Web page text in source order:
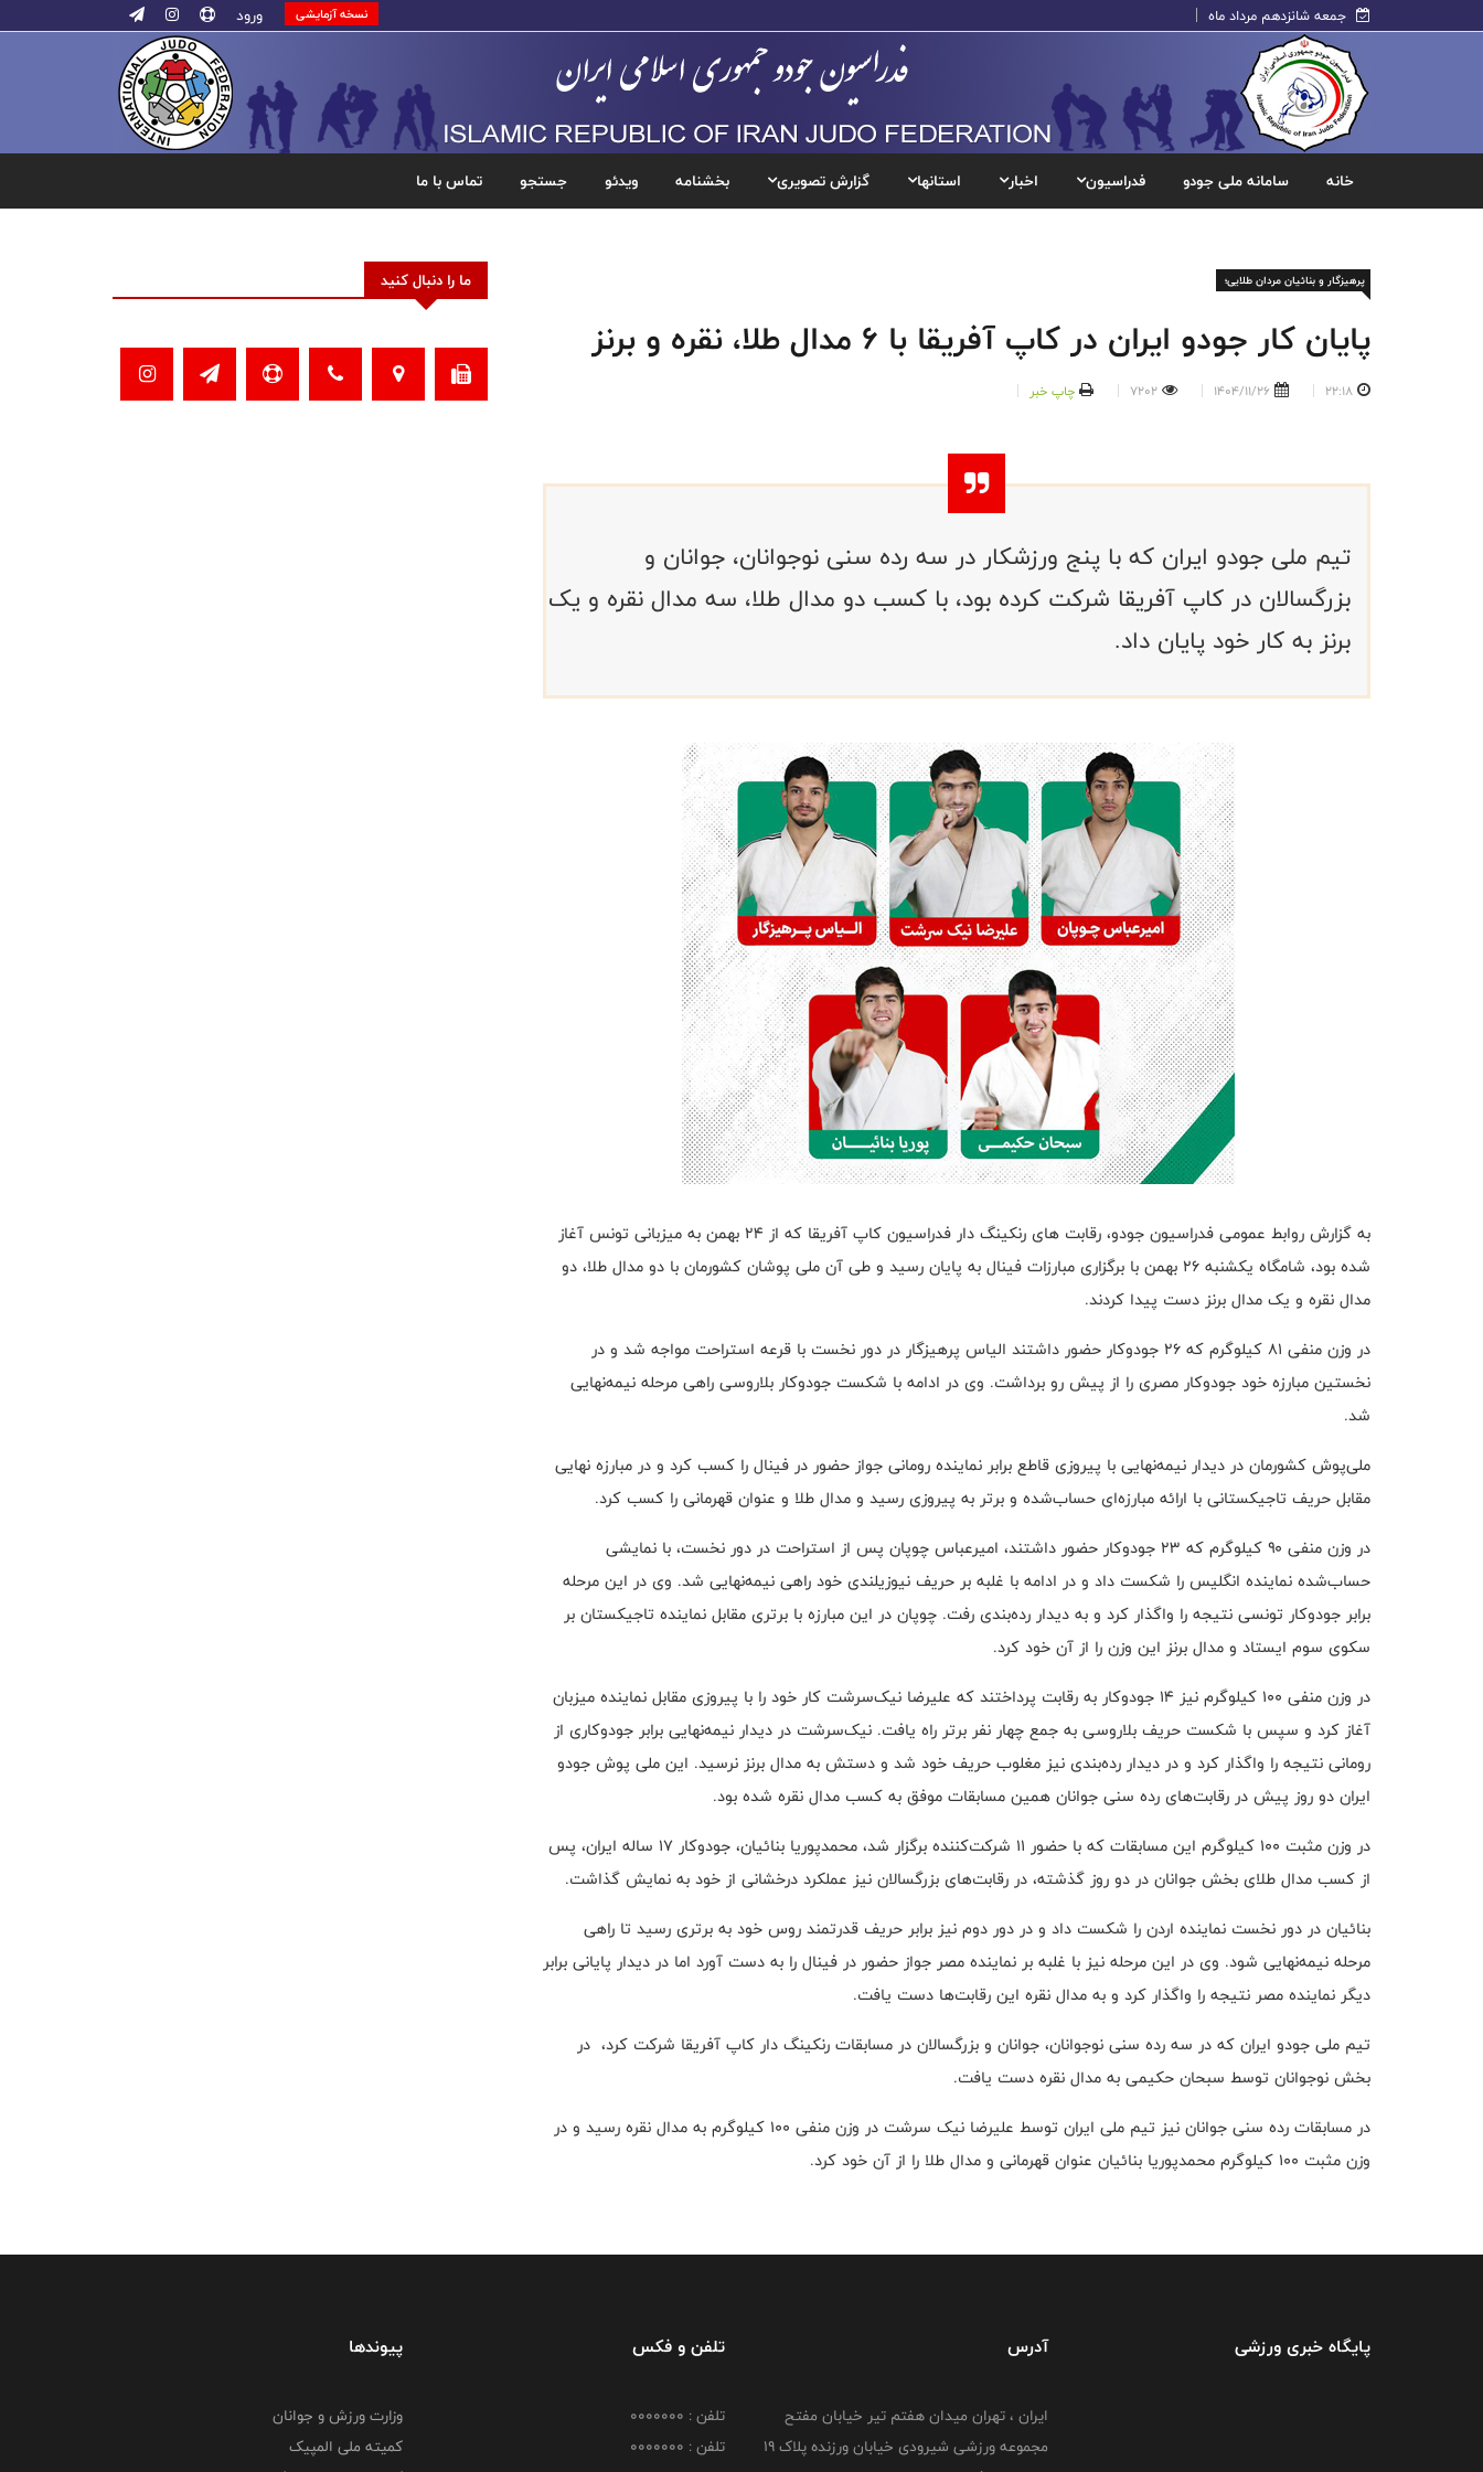
جمعه شانزدهم مرداد ماه نسخه آزمایشی ورود
خانه سامانه ملی جودو فدراسیون اخبار استانها گزارش تصویری بخشنامه ویدئو جستجو تماس با ما
پرهیزگار و بنائیان مردان طلایی؛
پایان کار جودو ایران در کاپ آفریقا با ۶ مدال طلا، نقره و برنز
22:18
1404/11/26
7202 چاپ خبر
تیم ملی جودو ایران که با پنج ورزشکار در سه رده سنی نوجوانان، جوانان و
بزرگسالان در کاپ آفریقا شرکت کرده بود، با کسب دو مدال طلا، سه مدال نقره و یک
برنز به کار خود پایان داد.
به گزارش روابط عمومی فدراسیون جودو، رقابت های رنکینگ دار فدراسیون کاپ آفریقا که از ۲۴ بهمن به میزبانی تونس آغاز
شده بود، شامگاه یکشنبه ۲۶ بهمن با برگزاری مبارزات فینال به پایان رسید و طی آن ملی پوشان کشورمان با دو مدال طلا، دو
مدال نقره و یک مدال برنز دست پیدا کردند.
در وزن منفی ۸۱ کیلوگرم که ۲۶ جودوکار حضور داشتند الیاس پرهیزگار در دور نخست با قرعه استراحت مواجه شد و در
نخستین مبارزه خود جودوکار مصری را از پیش رو برداشت. وی در ادامه با شکست جودوکار بلاروسی راهی مرحله نیمه‌نهایی
شد.
ملی‌پوش کشورمان در دیدار نیمه‌نهایی با پیروزی قاطع برابر نماینده رومانی جواز حضور در فینال را کسب کرد و در مبارزه نهایی
مقابل حریف تاجیکستانی با ارائه مبارزه‌ای حساب‌شده و برتر به پیروزی رسید و مدال طلا و عنوان قهرمانی را کسب کرد.
در وزن منفی ۹۰ کیلوگرم که ۲۳ جودوکار حضور داشتند، امیرعباس چوپان پس از استراحت در دور نخست، با نمایشی
حساب‌شده نماینده انگلیس را شکست داد و در ادامه با غلبه بر حریف نیوزیلندی خود راهی نیمه‌نهایی شد. وی در این مرحله
برابر جودوکار تونسی نتیجه را واگذار کرد و به دیدار رده‌بندی رفت. چوپان در این مبارزه با برتری مقابل نماینده تاجیکستان بر
سکوی سوم ایستاد و مدال برنز این وزن را از آن خود کرد.
در وزن منفی ۱۰۰ کیلوگرم نیز ۱۴ جودوکار به رقابت پرداختند که علیرضا نیک‌سرشت کار خود را با پیروزی مقابل نماینده میزبان
آغاز کرد و سپس با شکست حریف بلاروسی به جمع چهار نفر برتر راه یافت. نیک‌سرشت در دیدار نیمه‌نهایی برابر جودوکاری از
رومانی نتیجه را واگذار کرد و در دیدار رده‌بندی نیز مغلوب حریف خود شد و دستش به مدال برنز نرسید. این ملی پوش جودو
ایران دو روز پیش در رقابت‌های رده سنی جوانان همین مسابقات موفق به کسب مدال نقره شده بود.
در وزن مثبت ۱۰۰ کیلوگرم این مسابقات که با حضور ۱۱ شرکت‌کننده برگزار شد، محمدپوریا بنائیان، جودوکار ۱۷ ساله ایران، پس
از کسب مدال طلای بخش جوانان در دو روز گذشته، در رقابت‌های بزرگسالان نیز عملکرد درخشانی از خود به نمایش گذاشت.
بنائیان در دور نخست نماینده اردن را شکست داد و در دور دوم نیز برابر حریف قدرتمند روس خود به برتری رسید تا راهی
مرحله نیمه‌نهایی شود. وی در این مرحله نیز با غلبه بر نماینده مصر جواز حضور در فینال را به دست آورد اما در دیدار پایانی برابر
دیگر نماینده مصر نتیجه را واگذار کرد و به مدال نقره این رقابت‌ها دست یافت.
تیم ملی جودو ایران که در سه رده سنی نوجوانان، جوانان و بزرگسالان در مسابقات رنکینگ دار کاپ آفریقا شرکت کرد، در
بخش نوجوانان توسط سبحان حکیمی به مدال نقره دست یافت.
در مسابقات رده سنی جوانان نیز تیم ملی ایران توسط علیرضا نیک سرشت در وزن منفی ۱۰۰ کیلوگرم به مدال نقره رسید و در
وزن مثبت ۱۰۰ کیلوگرم محمدپوریا بنائیان عنوان قهرمانی و مدال طلا را از آن خود کرد.
ما را دنبال کنید
پایگاه خبری ورزشی آدرس
ایران ، تهران میدان هفتم تیر خیابان مفتح
مجموعه ورزشی شیرودی خیابان ورزنده پلاک ۱۹
تلفن و فکس
تلفن : 0000000
تلفن : 0000000
پیوندها
وزارت ورزش و جوانان
کمیته ملی المپیک